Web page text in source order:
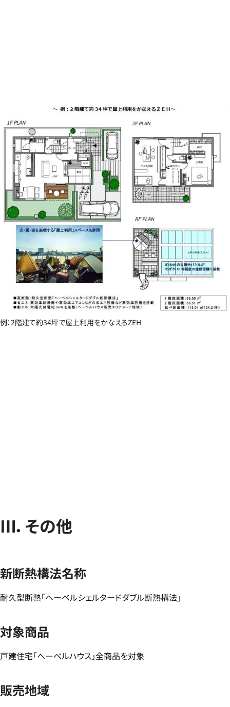
例：2階建て約34坪で屋上利用をかなえるZEH
Ⅲ．その他
新断熱構法名称
耐久型断熱「ヘーベルシェルタードダブル断熱構法」
対象商品
戸建住宅「ヘーベルハウス」全商品を対象
販売地域